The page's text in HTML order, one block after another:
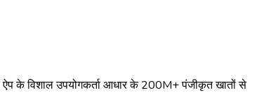
के विशाल उपयोगकर्ता आधार के 200M+ पंजीकृत खातों से